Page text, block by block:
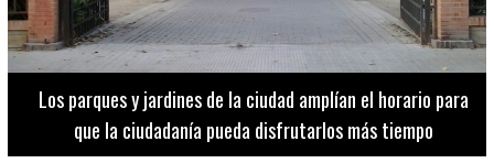
Los 20 destinos más recomendados por influencers en la C.
Valenciana